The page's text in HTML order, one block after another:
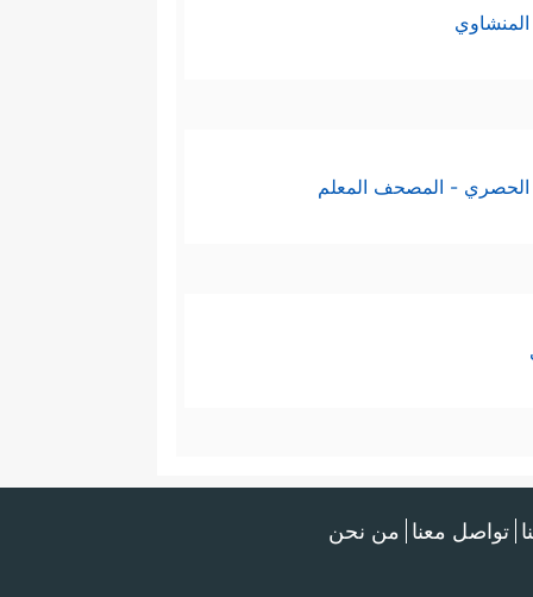
الحصري - المصحف المعلم
تواصل معنا من نحن